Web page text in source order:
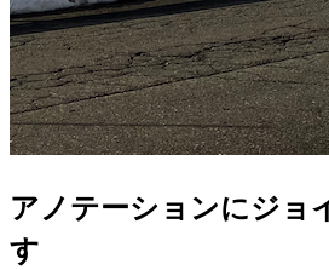
アノテーションにジョ
す